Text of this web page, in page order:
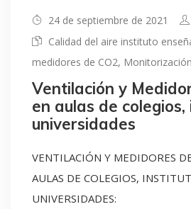
24 de septiembre de 2021
Calidad del aire instituto
medidores de CO2,
Ventilación y
en aulas de
universidades
VENTILACIÓN Y MEDIDORES
AULAS DE COLEGIOS,
UNIVERSIDADES: